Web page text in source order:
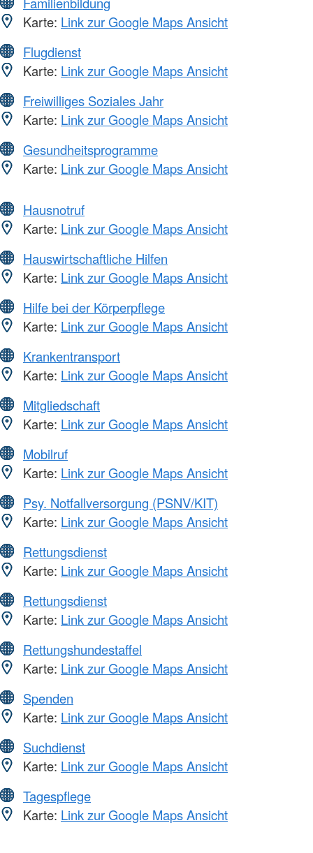
Karte: Link zur Google Maps Ansicht
Flugdienst
Karte: Link zur Google Maps Ansicht
Freiwilliges Soziales Jahr
Karte: Link zur Google Maps Ansicht
Gesundheitsprogramme
Karte: Link zur Google Maps Ansicht
Hausnotruf
Karte: Link zur Google Maps Ansicht
Hauswirtschaftliche Hilfen
Karte: Link zur Google Maps Ansicht
Hilfe bei der Körperpflege
Karte: Link zur Google Maps Ansicht
Krankentransport
Karte: Link zur Google Maps Ansicht
Mitgliedschaft
Karte: Link zur Google Maps Ansicht
Mobilruf
Karte: Link zur Google Maps Ansicht
Psy. Notfallversorgung (PSNV/KIT)
Karte: Link zur Google Maps Ansicht
Rettungsdienst
Karte: Link zur Google Maps Ansicht
Rettungsdienst
Karte: Link zur Google Maps Ansicht
Rettungshundestaffel
Karte: Link zur Google Maps Ansicht
Spenden
Karte: Link zur Google Maps Ansicht
Suchdienst
Karte: Link zur Google Maps Ansicht
Tagespflege
Karte: Link zur Google Maps Ansicht